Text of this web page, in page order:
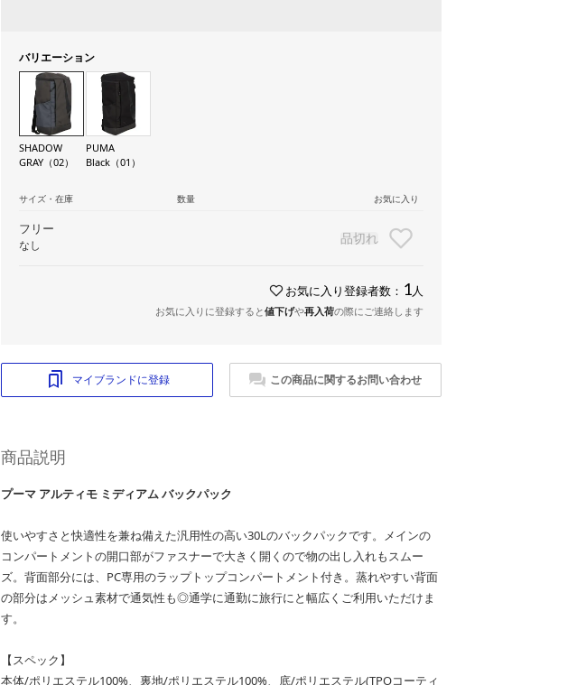
バリエーション
SHADOW
GRAY（02）
PUMA
Black（01）
サイズ・在庫 数量 お気に入り
フリー
なし 品切れ
お気に入り登録者数： 1 人
お気に入りに登録すると値下げや再入荷の際にご連絡します
マイブランドに登録 この商品に関するお問い合わせ
商品説明
プーマ アルティモ ミディアム バックパック
使いやすさと快適性を兼ね備えた汎用性の高い30Lのバックパックです。メインの
コンパートメントの開口部がファスナーで大きく開くので物の出し入れもスムー
ズ。背面部分には、PC専用のラップトップコンパートメント付き。蒸れやすい背面
の部分はメッシュ素材で通気性も◎通学に通勤に旅行にと幅広くご利用いただけま
す。
【スペック】
本体/ポリエステル100%、裏地/ポリエステル100%、底/ポリエステル(TPOコーティ